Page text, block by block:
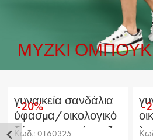
ΜΎΖΚΙ ΌΜΠΟΥΚ
-20%
γυναικεία σανδάλια
ύφασμα/οικολογικό
δέρμα ανοιχτό μπεζ
Κωδ.: 0160325
-